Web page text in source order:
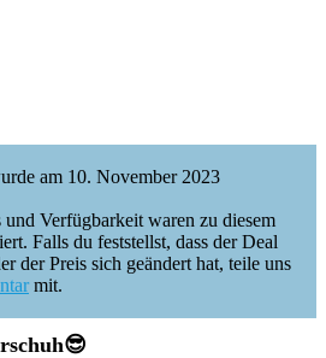
am 10. November 2023
Verfügbarkeit waren zu diesem
Falls du feststellst, dass der Deal
der Preis sich geändert hat, teile uns
mit.
😎